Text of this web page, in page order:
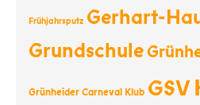
Frühjahrsputz Gerhart-
Grundschule
Grünheider Carneval Klub GSV